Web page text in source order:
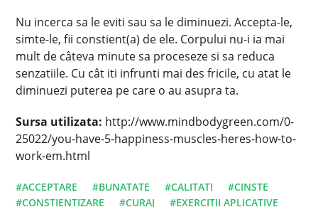
Nu incerca sa le eviti sau sa le diminuezi. Accepta-le,
simte-le, fii constient(a) de ele. Corpului nu-i ia mai
mult de câteva minute sa proceseze si sa reduca
senzatiile. Cu cât iti infrunti mai des fricile, cu atat le
diminuezi puterea pe care o au asupra ta.
Sursa utilizata: http://www.mindbodygreen.com/0-
25022/you-have-5-happiness-muscles-heres-how-to-
work-em.html
#ACCEPTARE #BUNATATE #CALITATI
#CINSTE
#CONSTIENTIZARE
#CURAJ
#EXERCITII APLICATIVE